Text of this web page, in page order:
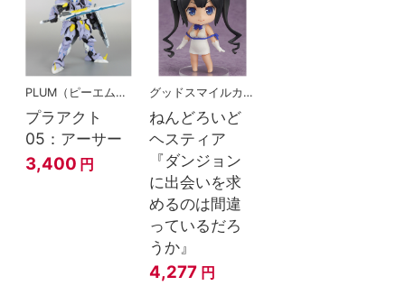
PLUM（ピーエムオフィスエー)
プラアクト
05：アーサー
3,400 円
グッドスマイルカンパニー
ねんどろいど
ヘスティア
『ダンジョン
に出会いを求
めるのは間違
っているだろ
うか』
4,277 円